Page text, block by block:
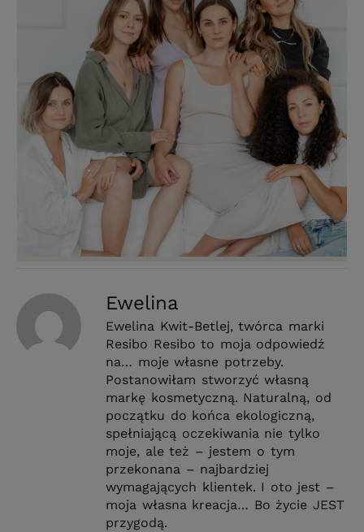
Ewelina
Ewelina Kwit-Betlej, twórca marki
Resibo Resibo to moja odpowiedź
na… moje własne potrzeby.
Postanowiłam stworzyć własną
markę kosmetyczną. Naturalną, od
początku do końca ekologiczną,
spełniającą oczekiwania nie tylko
moje, ale też – jestem o tym
przekonana – najbardziej
wymagających klientek. I oto jest –
moja własna kreacja… Bo życie JEST
przygodą.